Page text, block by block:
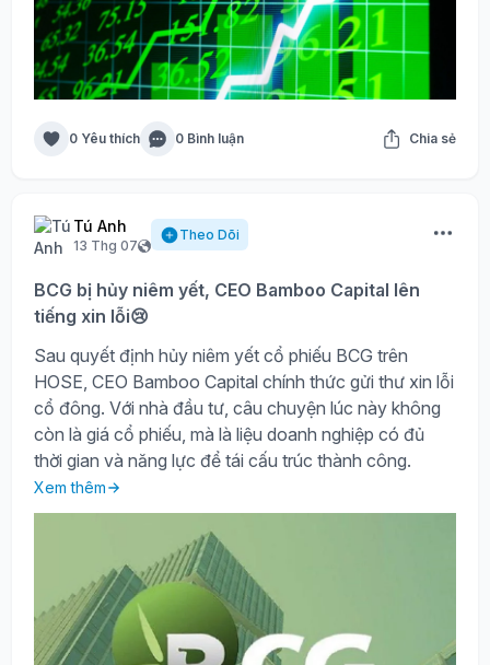
0 Yêu thích 0 Bình luận Chia sẻ
Tú Anh
13 Thg 07
Theo Dõi
BCG bị hủy niêm yết, CEO Bamboo Capital lên
tiếng xin lỗi😢
Sau quyết định hủy niêm yết cổ phiếu BCG trên
HOSE, CEO Bamboo Capital chính thức gửi thư xin lỗi
cổ đông. Với nhà đầu tư, câu chuyện lúc này không
còn là giá cổ phiếu, mà là liệu doanh nghiệp có đủ
thời gian và năng lực để tái cấu trúc thành công.
Xem thêm